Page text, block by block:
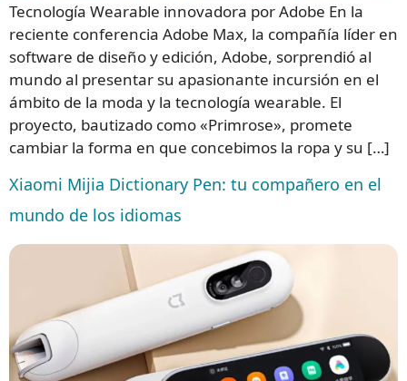
Tecnología Wearable innovadora por Adobe En la
reciente conferencia Adobe Max, la compañía líder en
software de diseño y edición, Adobe, sorprendió al
mundo al presentar su apasionante incursión en el
ámbito de la moda y la tecnología wearable. El
proyecto, bautizado como «Primrose», promete
cambiar la forma en que concebimos la ropa y su […]
Xiaomi Mijia Dictionary Pen: tu compañero en el
mundo de los idiomas